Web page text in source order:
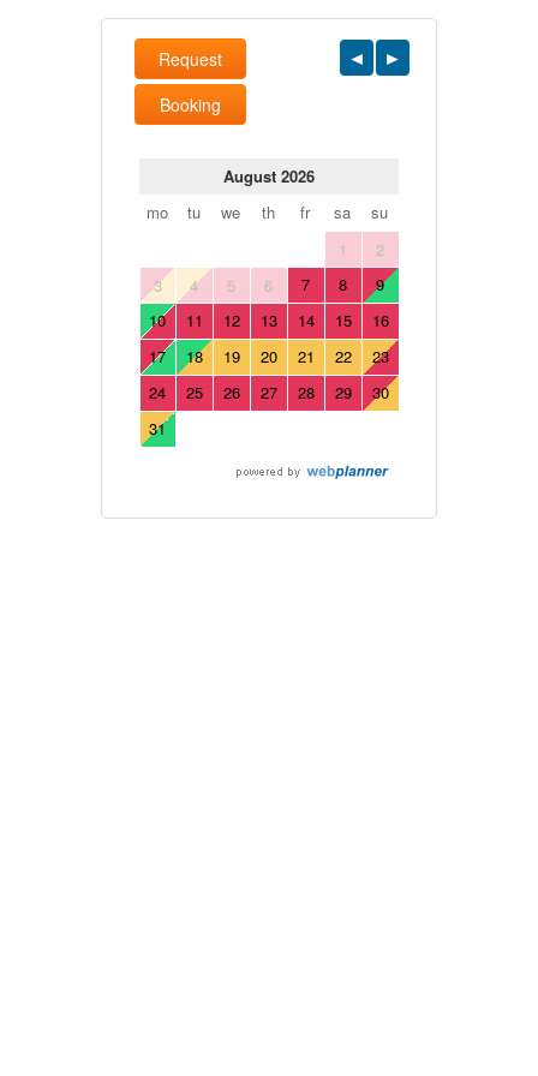
Request
Booking
August 2026
mo
tu we th fr sa
su
1
2
3
4 5 6 7 8
9
10
11 12 13 14 15
16
17
18 19 20 21 22
23
24
25 26 27 28 29
30
31